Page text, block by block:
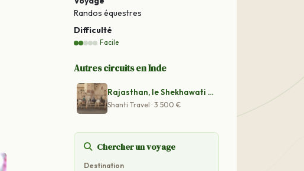
Randos équestres
Difficulté
Facile
Autres circuits en Inde
Rajasthan, le Shekhawati à cheval
Shanti Travel · 3 500 €
Chercher un voyage
Destination